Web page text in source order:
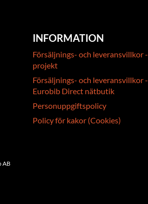
AB
INFORMATION
Försäljnings- och leveransvillkor -
projekt
Försäljnings- och leveransvillkor -
Eurobib Direct nätbutik
Personuppgiftspolicy
Policy för kakor (Cookies)